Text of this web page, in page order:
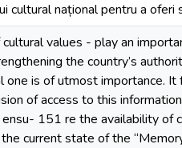
cultural național pentru a
values - play an
the country’s
one is of utmost importance.
of access to this
151 re the availability of
current state of the